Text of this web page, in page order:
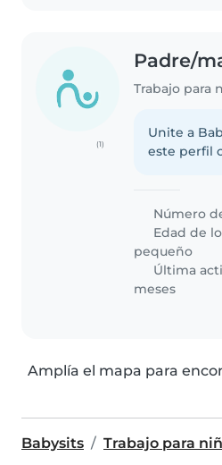
(1)
Padre/
Unite a
este perfil
Número
Edad de
pequeño
Última
meses
Amplía el mapa para
Babysits Trabajo para